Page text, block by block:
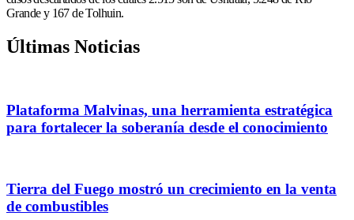
Grande y 167 de Tolhuin.
Últimas Noticias
Plataforma Malvinas, una herramienta estratégica
para fortalecer la soberanía desde el conocimiento
Tierra del Fuego mostró un crecimiento en la venta
de combustibles